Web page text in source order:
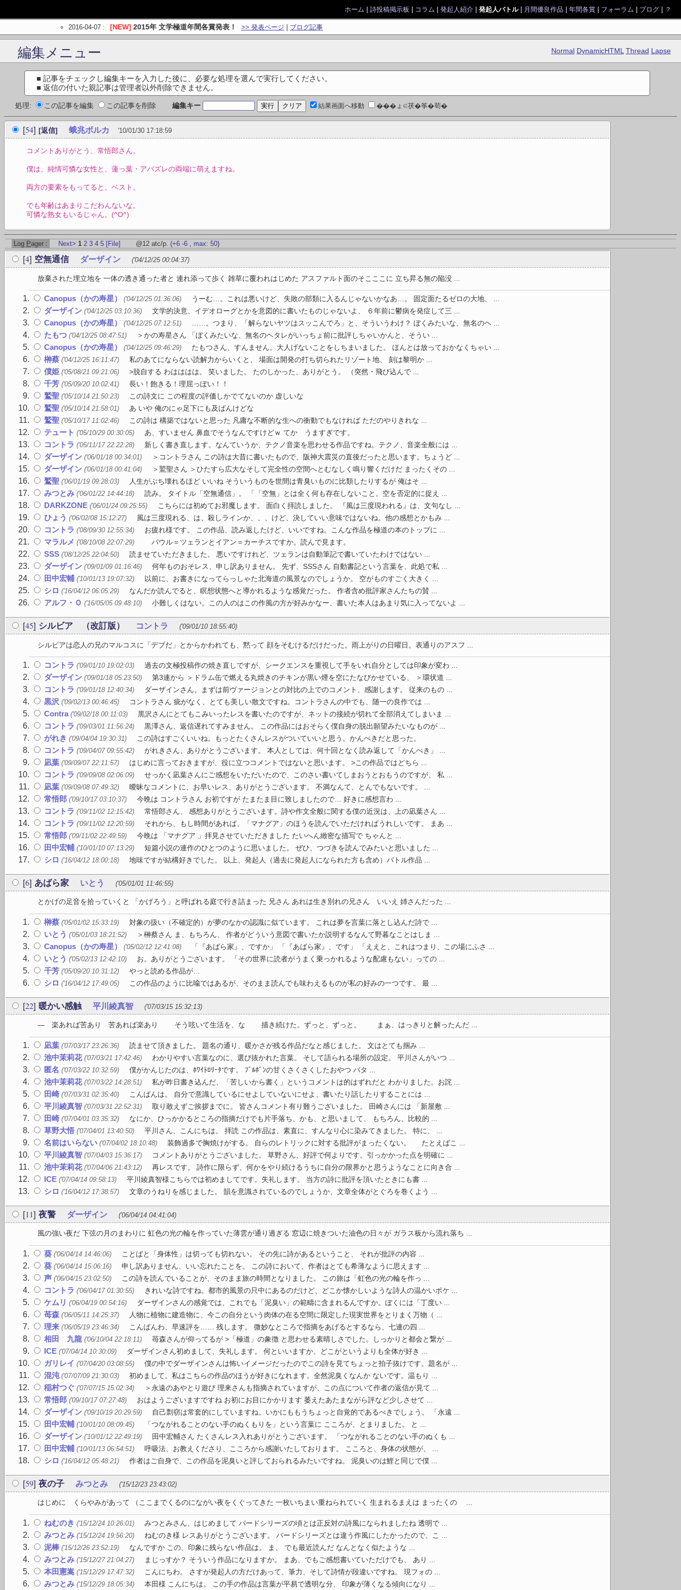
ホーム 詩投稿掲示板 コラム 発起人紹介| 発起人バトル| 月間優良作品 年間各賞| フォーラム ブログ| ？
2016-04-07 : [NEW] 2015年 文学極道年間各賞発表！ >> 発表ページ ブログ記事
編集メニュー Normal DynamicHTML Thread Lapse
■ 記事をチェックし編集キーを入力した後に、必要な処理を選んで実行してください。
■ 返信の付いた親記事は管理者以外削除できません。
処理: この記事を編集 この記事を削除 編集キー 結果画面へ移動 ���ょ∈茯�筝�荀�
[54] [返信] 蛾兆ボルカ '10/01/30 17:18:59
コメントありがとう、常悟郎さん。
僕は、純情可憐な女性と、蓮っ葉・アバズレの両端に萌えますね。
両方の要素をもってると、ベスト。
でも年齢はあまりこだわんないな。
可憐な熟女もいるじゃん。(^O^)
Log Pager : Next> 1 2 3 4 5 [File] @12 atc/p. (+6 -6, max: 50)
[4] 空無通信 ダーザイン ('04/12/25 00:04:37)
放棄された埋立地を 一体の透き通った者と 連れ添って歩く 雑草に覆われはじめた アスファルト面のそこここに 立ち昇る無の陥没 ...
Canopus（かの寿星） ('04/12/25 01:36:06) うーむ…。これは悪いけど、失敗の部類に入るんじゃないかなあ…。 固定面たるゼロの大地、 ...
ダーザイン ('04/12/25 03:10:36) 文学的決意、イデオローグとかを意図的に書いたものじゃないよ、 ６年前に鬱病を発症して三 ...
Canopus（かの寿星） ('04/12/25 07:12:51) ……。つまり、「解らないヤツはスッこんでろ」と、そういうわけ？ ぼくみたいな、無名のヘ ...
たもつ ('04/12/25 08:47:51) ＞かの寿星さん 「ぼくみたいな、無名のヘタレがいっちょ前に批評しちゃいかんと、そうい ...
Canopus（かの寿星） ('04/12/25 09:46:29) たもつさん、すんません。大人げないことをしちまいました。 ほんとは放っておかなくちゃい ...
榊蔡 ('04/12/25 16:11:47) 私のあてにならない読解力からいくと、 場面は開発の打ち切られたリゾート地、 刻は黎明か ...
僕姫 ('05/08/21 09:21:06) >脱自する わはははは。 笑いました。 たのしかった、ありがとう。 （突然・飛び込んで ...
千芳 ('05/09/20 10:02:41) 長い！飽きる！理屈っぽい！！
鷲聖 ('05/10/14 21:50:23) この詩文に この程度の評価しかでてないのか 虚しいな
鷲聖 ('05/10/14 21:58:01) あ いや 俺のにゃ足下にも及ばんけどな
鷲聖 ('05/10/17 11:02:46) この詩は 構築ではないと思った 凡庸な不断的な生への衝動でもなければ ただのやりきれな ...
テュート ('05/10/29 00:30:05) あ、すいません 鼻血でそうなんですけどｗ てか うますぎです。
コントラ ('05/11/17 22:22:28) 新しく書き直します。なんていうか、テクノ音楽を思わせる作品ですね。テクノ、音楽全般には ...
ダーザイン ('06/01/18 00:34:01) ＞コントラさん この詩は大昔に書いたもので、阪神大震災の直後だったと思います。ちょうど ...
ダーザイン ('06/01/18 00:41:04) ＞鷲聖さん ＞ひたすら広大なそして完全性の空間へとむなしく鳴り響くだけだ まったくその ...
鷲聖 ('06/01/19 09:28:03) 人生がぶち壊れるほど いいね そういうものを世間は青臭いものに比類したりするが 俺はそ ...
みつとみ ('06/01/22 14:44:18) 読み。 タイトル「空無通信」。 「「空無」とは全く何も存在しないこと。空を否定的に捉え ...
DARKZONE ('06/01/24 09:25:55) こちらには初めてお邪魔します。 面白く拝読しました。 『風は三度現われる』は、文句なし ...
ひょう ('06/02/08 15:12:27) 風は三度現れる、は、殺しラインか、、、けど、決していい意味ではないね。他の感想とかもみ ...
コントラ ('08/09/30 12:55:34) お疲れ様です。 この作品、読み返したけど、いいですね。こんな作品を極道の本のトップに ...
マラルメ ('08/10/08 22:07:29) パウル＝ツェランとイアン＝カーチスですか。読んで見ます。
SSS ('08/12/25 22:04:50) 読ませていただきました。 悪いですけれど、ツェランは自動筆記で書いていたわけではない ...
ダーザイン ('09/01/09 01:16:46) 何年ものおそレス、申し訳ありません。 先ず、SSSさん 自動書記という言葉を、此処で私 ...
田中宏輔 ('10/01/13 19:07:32) 以前に、お書きになってらっしゃた北海道の風景なのでしょうか。 空がものすごく大きく ...
シロ ('16/04/12 06:05:29) なんだか読んでると、瞑想状態へと導かれるような感覚だった。 作者含め批評家さんたちの賛 ...
アルフ・Ｏ ('16/05/05 09:48:10) 小難しくはない。この人のはこの作風の方が好みかなー、書いた本人はあまり気に入ってないよ ...
[45] シルビア （改訂版） コントラ ('09/01/10 18:55:40)
シルビアは恋人の兄のマルコスに「デブだ」とからかわれても、黙って 顔をそむけるだけだった。雨上がりの日曜日。表通りのアスフ ...
コントラ ('09/01/10 19:02:03) 過去の文極投稿作の焼き直しですが、シークエンスを重視して手をいれ自分としては印象が変わ ...
ダーザイン ('09/01/18 05:23:50) 第3連から ＞ドラム缶で燃える丸焼きのチキンが黒い煙を空にたなびかせている、 ＞環状道 ...
コントラ ('09/01/18 12:40:34) ダーザインさん。まずは前ヴァージョンとの対比の上でのコメント、感謝します。 従来のもの ...
黒沢 ('09/02/13 00:46:45) コントラさん 疵がなく、とても美しい散文ですね。コントラさんの中でも、随一の良作では ...
Contra ('09/02/18 00:11:03) 黒沢さんにとてもこみいったレスを書いたのですが、ネットの接続が切れて全部消えてしまいま ...
コントラ ('09/03/01 11:56:24) 黒澤さん、返信遅れてすみません。 この作品にはおそらく僕自身の脱出願望みたいなものが ...
がれき ('09/04/04 19:30:31) この詩はすごくいいね。もっとたくさんレスがついていいと思う。かんぺきだと思った。
コントラ ('09/04/07 09:55:42) がれきさん、ありがとうございます。 本人としては、何十回となく読み返して「かんぺき」 ...
凪葉 ('09/09/07 22:11:57) はじめに言っておきますが、役に立つコメントではないと思います。 >この作品ではどちら ...
コントラ ('09/09/08 02:06:09) せっかく凪葉さんにご感想をいただいたので、このさい書いてしまおうとおもうのですが、 私 ...
凪葉 ('09/09/08 07:49:32) 曖昧なコメントに、お早いレス、ありがとうございます。 不満なんて、とんでもないです。 ...
常悟郎 ('09/10/17 03:10:37) 今晩は コントラさん お初ですが たまたま目に致しましたので… 好きに感想言わ ...
コントラ ('09/11/02 12:15:42) 常悟郎さん、 感想ありがとうございます。詩や作文全般に関する僕の近況は、上の凪葉さん ...
コントラ ('09/11/02 12:20:59) それから、もし時間があれば、「マナグア」のほうを読んでいただければうれしいです。 まあ ...
常悟郎 ('09/11/02 22:49:59) 今晩は 「マナグア 」拝見させていただきました たいへん緻密な描写で ちゃんと ...
田中宏輔 ('10/01/10 07:13:29) 短篇小説の連作のひとつのように思いました。 ぜひ、つづきを読んでみたいと思いました ...
シロ ('16/04/12 18:00:18) 地味ですが結構好きでした。 以上、発起人（過去に発起人になられた方も含め）バトル作品 ...
[6] あばら家 いとう ('05/01/01 11:46:55)
とかげの足音を拾っていくと 「かげろう」と呼ばれる庭で行き詰まった 兄さん あれは生き別れの兄さん いいえ 姉さんだった ...
榊蔡 ('05/01/02 15:33:19) 対象の扱い（不確定的）が夢のなかの認識に似ています。 これは夢を言葉に落とし込んだ詩で ...
いとう ('05/01/03 18:21:52) ＞榊蔡さん ま、もちろん、 作者がどういう意図で書いたか説明するなんて野暮なことはしま ...
Canopus（かの寿星） ('05/02/12 12:41:08) 「『あばら家』、ですか」 「『あばら家』、です」 「ええと、これはつまり、この場にふさ ...
いとう ('05/02/13 12:42:10) お。ありがとうございます。 「その世界に読者がうまく乗っかれるような配慮もない」っての ...
千芳 ('05/09/20 10:31:12) やっと読める作品が…
シロ ('16/04/12 17:49:05) この作品のように比喩ではあるが、そのまま読んでも味わえるものが私の好みの一つです。 最 ...
[22] 暖かい感触 平川綾真智 ('07/03/15 15:32:13)
― 楽あれば苦あり 苦あれば楽あり そう呟いて生活を、な 描き続けた。ずっと、ずっと。 まぁ、はっきりと解ったんだ ...
凪葉 ('07/03/17 23:26:36) 読ませて頂きました。 題名の通り、暖かさが残る作品だなと感じました。 文はとても掴み ...
池中茉莉花 ('07/03/21 17:42:46) わかりやすい言葉なのに、選び抜かれた言葉。 そして語られる場所の設定。 平川さんがいつ ...
匿名 ('07/03/22 10:32:59) 僕がかんじたのは、ﾎﾜｲﾄﾛﾘｰﾀです。 ﾌﾞﾙﾎﾞﾝの甘くさくさくしたおやつ バタ ...
池中茉莉花 ('07/03/22 14:28:51) 私が昨日書き込んだ、「苦しいから書く」というコメントは的はずれだと わかりました。お詫 ...
田崎 ('07/03/31 02:35:40) こんばんは。 自分で意識しているにせよしていないにせよ、書いたり話したりすることには ...
平川綾真智 ('07/03/31 22:52:31) 取り敢えずご挨拶までに。 皆さんコメント有り難うございました。 田崎さんには 「新屋敷 ...
田崎 ('07/04/01 03:35:32) なにか、ひっかかるところの指摘だけでも片手落ち、かも、と思いまして、 もちろん、比較的 ...
草野大悟 ('07/04/01 13:40:50) 平川さん、こんにちは。 拝読 この作品は、素直に、すんなり心に染みてきました。 特に、 ...
名前はいらない ('07/04/02 18:10:48) 装飾過多で胸焼けがする。 自らのレトリックに対する批評がまったくない。 たとえばこ ...
平川綾真智 ('07/04/03 15:36:17) コメントありがとうございました。 草野さん、好評で何よりです。引っかかった点を明確に ...
池中茉莉花 ('07/04/06 21:43:12) 再レスです。 詩作に限らず、何かをやり続けるうちに自分の限界かと思うようなことに向き合 ...
ICE ('07/04/14 09:58:13) 平川綾真智様こちらでは初めましてです。失礼します。 当方の詩に批評を頂いたときにも書 ...
シロ ('16/04/12 17:38:57) 文章のうねりを感じました。 韻を意識されているのでしょうか、文章全体がとぐろを巻くよう ...
[11] 夜警 ダーザイン ('06/04/14 04:41:04)
風の強い夜だ 下弦の月のまわりに 虹色の光の輪を作っていた薄雲が通り過ぎる 窓辺に焼きついた油色の日々が ガラス板から流れ落ち ...
葵 ('06/04/14 14:46:06) ことばと「身体性」は切っても切れない。 その先に詩があるということ、 それが批評の内容 ...
葵 ('06/04/14 15:06:16) 申し訳ありません、いい忘れたことを。 この詩において、作者はとても希薄なように思えます ...
声 ('06/04/15 23:02:50) この詩を読んでいることが、そのまま旅の時間となりました。 この旅は「虹色の光の輪を作っ ...
コントラ ('06/04/17 01:30:55) きれいな詩ですね。都市的風景の只中にあるのだけど、どこか懐かしいような詩人の温かいポケ ...
ケムリ ('06/04/19 00:54:16) ダーザインさんの感覚では、これでも「泥臭い」の範疇に含まれるんですか。ぼくには「丁度い ...
苺森 ('06/05/11 14:25:37) 人物に植物に建造物に、今この自分という肉体の在る空間に限定した現実世界をとりまく万物（ ...
理来 ('06/05/19 23:46:34) こんばんわ、早速評を…… 残します。 微妙なところで指摘をあげるとするなら、七連の四 ...
相田 九龍 ('06/10/04 22:18:11) 苺森さんが仰ってるが >「極道」の象徴 と思わせる素晴しさでした。しっかりと都会と繋が ...
ICE ('07/04/14 10:30:09) ダーザインさん初めまして、失礼します。 何といいますか、どこがというよりも全体が好き ...
ガリレイ ('07/04/20 03:08:55) 僕の中でダーザインさんは怖いイメージだったのでこの詩を見てちょっと拍子抜けです。題名が ...
混沌 ('07/07/09 21:30:03) 初めまして。私はこちらの作品のほうが好きになれます。全然泥臭くなんか ないです。温もり ...
稲村つぐ ('07/07/15 15:02:34) ＞永遠のあやとり遊び 理来さんも指摘されていますが、この点について作者の返信が見て ...
常悟郎 ('09/10/17 07:27:48) おはようございますですね お初にお目にかかります 萎えたあたまながら評など少しさせて ...
ダーザイン ('09/10/19 20:29:59) 自己剽窃は常套的にしていますね。いかにももうちょっと自覚的であるべきでしょう。 「永遠 ...
田中宏輔 ('10/01/10 08:09:45) 「つながれることのない手のぬくもりを」という言葉に こころが、とまりました。 と ...
ダーザイン ('10/01/12 22:49:19) 田中宏輔さん たくさんレス入れありがとうございます。 「つながれることのない手のぬくも ...
田中宏輔 ('10/01/13 06:54:51) 呼吸法、お教えくださり、こころから感謝いたしております。 こころと、身体の状態が、 ...
シロ ('16/04/12 05:48:21) 作者はご自身で、この作品を泥臭いと評しておられるみたいですね。 泥臭いのは鯉と同じで僕 ...
[59] 夜の子 みつとみ ('15/12/23 23:43:02)
はじめに くらやみがあって （ここまでくるのにながい夜をくぐってきた 一枚いちまい重ねられていく 生まれるまえは まったくの ...
ねむのき ('15/12/24 10:26:01) みつとみさん、はじめまして バードシリーズの頃とは正反対の詩風になられましたね 透明で ...
みつとみ ('15/12/24 19:56:20) ねむのき様 レスありがとうございます。 バードシリーズとは違う作風にしたかったので、こ ...
泥棒 ('15/12/26 23:52:19) なんですか この、印象に残らない作品は。 ま、 でも最近読んだ なんとなく似たような ...
みつとみ ('15/12/27 21:04:27) まじっすか？ そういう作品になりますか。 まあ、でもご感想書いていただけでも、 あり ...
本田憲嵩 ('15/12/29 17:47:32) こんにちわ。 さすが発起人の方だけあって、筆力、そして詩情が段違いですね。 現フォの ...
みつとみ ('15/12/29 18:05:34) 本田様 こんにちは。 この手の作品は言葉が平易で透明な分、 印象が薄くなる傾向になり ...